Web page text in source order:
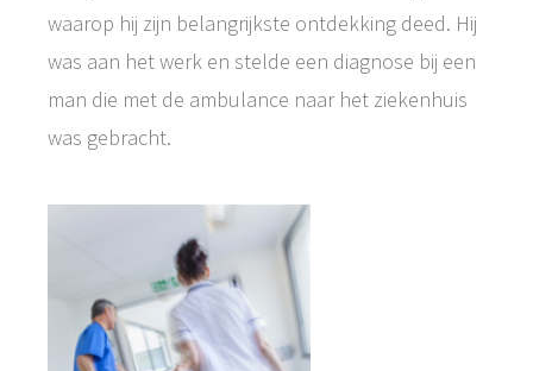
waarop hij zijn belangrijkste ontdekking deed. Hij
was aan het werk en stelde een diagnose bij een
man die met de ambulance naar het ziekenhuis
was gebracht.